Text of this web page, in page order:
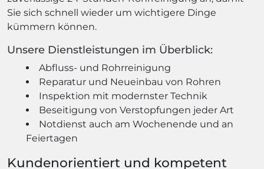
Sie sich schnell wieder um wichtigere Dinge
kümmern können.
Unsere Dienstleistungen im Überblick:
Abfluss- und Rohrreinigung
Reparatur und Neueinbau von Rohren
Inspektion mit modernster Technik
Beseitigung von Verstopfungen jeder Art
Notdienst auch am Wochenende und an
Feiertagen
Kundenorientiert und kompetent